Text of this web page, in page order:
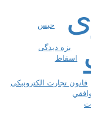
اسقاط
بزه دیدگی
حبس
قانون تجارت الکترونیکی